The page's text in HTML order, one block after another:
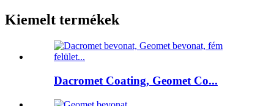
Kiemelt termékek
Dacromet Coating, Geomet Co...